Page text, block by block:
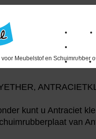
Meubelstof en Schuimrubber
Home
Outlet
kunt u Antraciet
van